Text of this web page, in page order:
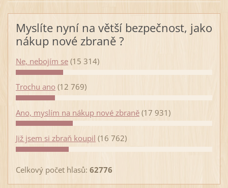
Myslíte nyní na větší bezpečnost, jako
nákup nové zbraně ?
Ne, nebojím se (15 314)
Trochu ano (12 769)
Ano, myslím na nákup nové zbraně (17 931)
Již jsem si zbraň koupil (16 762)
Celkový počet hlasů: 62776